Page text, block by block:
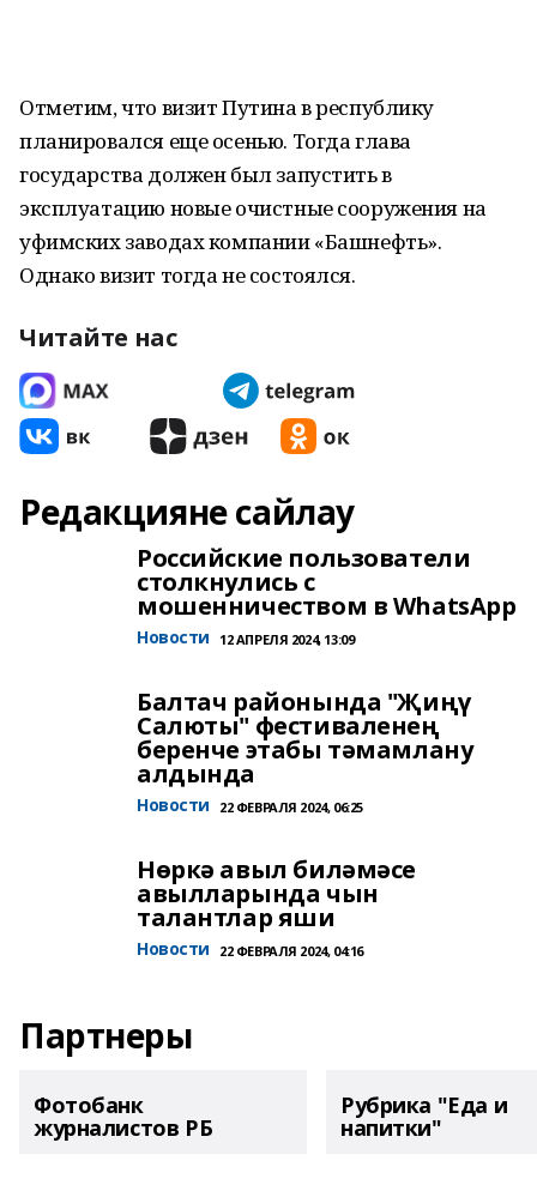
Отметим, что визит Путина в республику
планировался еще осенью. Тогда глава
государства должен был запустить в
эксплуатацию новые очистные сооружения на
уфимских заводах компании «Башнефть».
Однако визит тогда не состоялся.
Читайте нас
Редакцияне сайлау
Российские пользователи
столкнулись с
мошенничеством в WhatsApp
Новости 12 АПРЕЛЯ 2024, 13:09
Балтач районында "Җиңү
Салюты" фестиваленең
беренче этабы тәмамлану
алдында
Новости 22 ФЕВРАЛЯ 2024, 06:25
Нөркә авыл биләмәсе
авылларында чын
талантлар яши
Новости 22 ФЕВРАЛЯ 2024, 04:16
Партнеры
Фотобанк
журналистов РБ
Рубрика "Еда и
напитки"